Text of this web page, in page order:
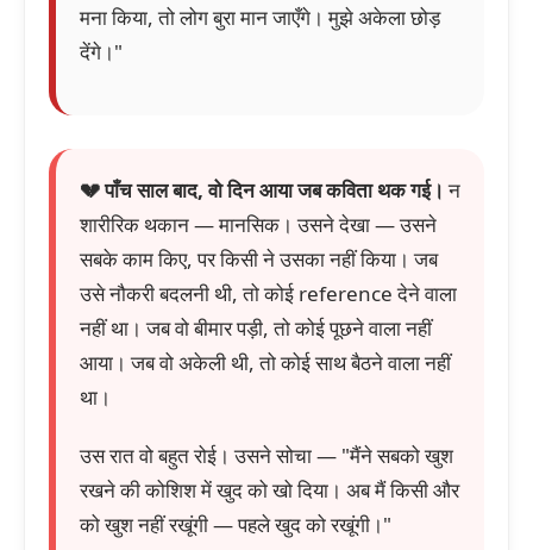
मना किया, तो लोग बुरा मान जाएँगे। मुझे अकेला छोड़
देंगे।"
💔 पाँच साल बाद, वो दिन आया जब कविता थक गई। न
शारीरिक थकान — मानसिक। उसने देखा — उसने
सबके काम किए, पर किसी ने उसका नहीं किया। जब
उसे नौकरी बदलनी थी, तो कोई reference देने वाला
नहीं था। जब वो बीमार पड़ी, तो कोई पूछने वाला नहीं
आया। जब वो अकेली थी, तो कोई साथ बैठने वाला नहीं
था।
उस रात वो बहुत रोई। उसने सोचा — "मैंने सबको खुश
रखने की कोशिश में खुद को खो दिया। अब मैं किसी और
को खुश नहीं रखूंगी — पहले खुद को रखूंगी।"